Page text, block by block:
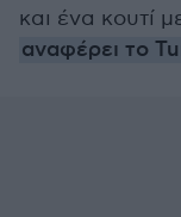
και ένα κουτί
αναφέρει το